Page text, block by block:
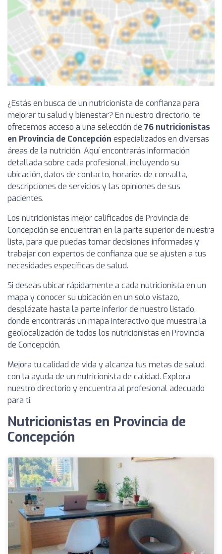
¿Estás en busca de un nutricionista de confianza para
mejorar tu salud y bienestar? En nuestro directorio, te
ofrecemos acceso a una selección de 76 nutricionistas
en Provincia de Concepción especializados en diversas
áreas de la nutrición. Aquí encontrarás información
detallada sobre cada profesional, incluyendo su
ubicación, datos de contacto, horarios de consulta,
descripciones de servicios y las opiniones de sus
pacientes.
Los nutricionistas mejor calificados de Provincia de
Concepción se encuentran en la parte superior de nuestra
lista, para que puedas tomar decisiones informadas y
trabajar con expertos de confianza que se ajusten a tus
necesidades específicas de salud.
Si deseas ubicar rápidamente a cada nutricionista en un
mapa y conocer su ubicación en un solo vistazo,
desplázate hasta la parte inferior de nuestro listado,
donde encontrarás un mapa interactivo que muestra la
geolocalización de todos los nutricionistas en Provincia
de Concepción.
Mejora tu calidad de vida y alcanza tus metas de salud
con la ayuda de un nutricionista de calidad. Explora
nuestro directorio y encuentra al profesional adecuado
para ti.
Nutricionistas en Provincia de
Concepción